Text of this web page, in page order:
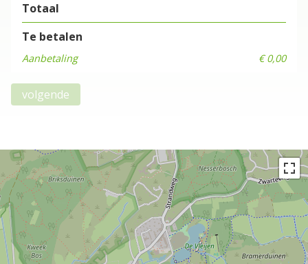
Totaal
Te betalen
Aanbetaling € 0,00
volgende